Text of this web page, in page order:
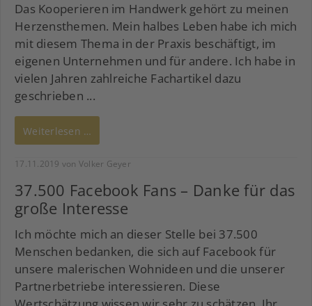
Das Kooperieren im Handwerk gehört zu meinen
Herzensthemen. Mein halbes Leben habe ich mich
mit diesem Thema in der Praxis beschäftigt, im
eigenen Unternehmen und für andere. Ich habe in
vielen Jahren zahlreiche Fachartikel dazu
geschrieben ...
Weiterlesen …
17.11.2019 von Volker Geyer
37.500 Facebook Fans – Danke für das
große Interesse
Ich möchte mich an dieser Stelle bei 37.500
Menschen bedanken, die sich auf Facebook für
unsere malerischen Wohnideen und die unserer
Partnerbetriebe interessieren. Diese